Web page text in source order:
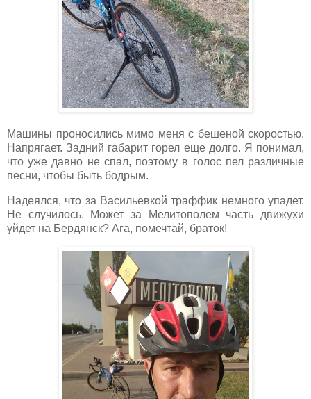
Машины проносились мимо меня с бешеной скоростью.
Напрягает. Задний габарит горел еще долго. Я понимал,
что уже давно не спал, поэтому в голос пел различные
песни, чтобы быть бодрым.
Надеялся, что за Васильевкой траффик немного упадет.
Не случилось. Может за Мелитополем часть движухи
уйдет на Бердянск? Ага, помечтай, браток!